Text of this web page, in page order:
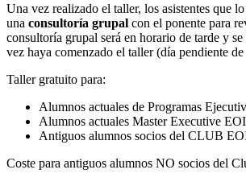
Una vez realizado el taller, los asistentes que
una consultoría grupal con el ponente para
consultoría grupal será en horario de tarde y
vez haya comenzado el taller (día pendiente
Taller gratuito para:
Alumnos actuales de Programas
Alumnos actuales Master Executive
Antiguos alumnos socios del CLUB
Coste para antiguos alumnos NO socios del